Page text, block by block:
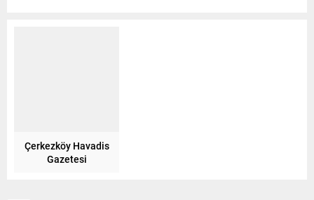
Çerkezköy Havadis
Gazetesi